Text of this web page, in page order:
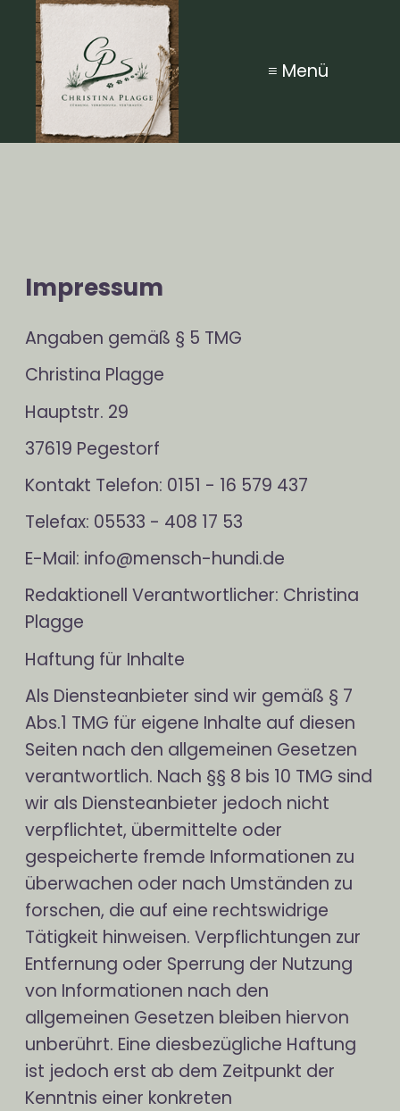
≡ Menü
Impressum
Angaben gemäß § 5 TMG
Christina Plagge
Hauptstr. 29
37619 Pegestorf
Kontakt Telefon: 0151 - 16 579 437
Telefax: 05533 - 408 17 53
E-Mail: info@mensch-hundi.de
Redaktionell Verantwortlicher: Christina
Plagge
Haftung für Inhalte
Als Diensteanbieter sind wir gemäß § 7
Abs.1 TMG für eigene Inhalte auf diesen
Seiten nach den allgemeinen Gesetzen
verantwortlich. Nach §§ 8 bis 10 TMG sind
wir als Diensteanbieter jedoch nicht
verpflichtet, übermittelte oder
gespeicherte fremde Informationen zu
überwachen oder nach Umständen zu
forschen, die auf eine rechtswidrige
Tätigkeit hinweisen. Verpflichtungen zur
Entfernung oder Sperrung der Nutzung
von Informationen nach den
allgemeinen Gesetzen bleiben hiervon
unberührt. Eine diesbezügliche Haftung
ist jedoch erst ab dem Zeitpunkt der
Kenntnis einer konkreten